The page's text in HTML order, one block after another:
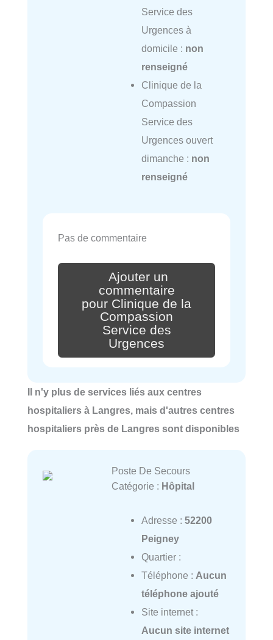
Service des
Urgences à
domicile : non
renseigné
Clinique de la
Compassion
Service des
Urgences ouvert
dimanche : non
renseigné
Pas de commentaire
Ajouter un
commentaire
pour Clinique de la
Compassion
Service des
Urgences
Il n'y plus de services liés aux centres
hospitaliers à Langres, mais d'autres centres
hospitaliers près de Langres sont disponibles
Poste De Secours
Catégorie : Hôpital
Adresse : 52200
Peigney
Quartier :
Téléphone : Aucun
téléphone ajouté
Site internet :
Aucun site internet